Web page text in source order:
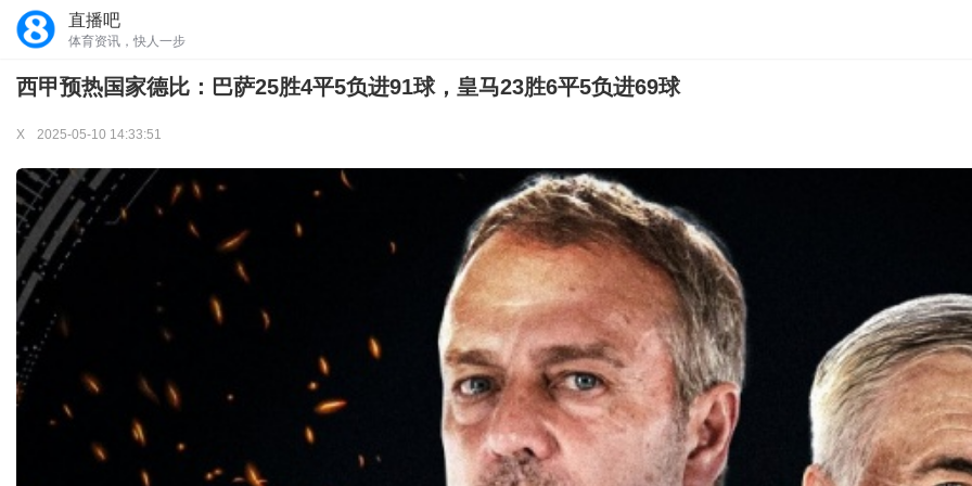
直播吧
体育资讯，快人一步
西甲预热国家德比：巴萨25胜4平5负进91球，皇马23胜6平5负进69球
X 2025-05-10 14:33:51